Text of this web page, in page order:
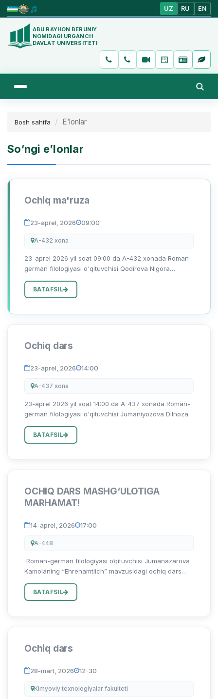
UZ RU EN
ABU RAYHON BERUNIY
NOMIDAGI URGANCH
DAVLAT UNIVERSITETI
Bosh sahifa E’lonlar
So‘ngi e’lonlar
Ochiq ma'ruza
23-aprel, 2026 09:00
A-432 xona
23-aprel 2026 yil soat 09:00 da A-432 xonada Roman-
german filologiyasi o'qituvchisi Qodirova Nigora
mavzusida ochiq ma'ruza bo'lib o'tadi.
BATAFSIL
Ochiq dars
23-aprel, 2026 14:00
A-437 xona
23-aprel 2026 yil soat 14:00 da A-437 xonada Roman-
german filologiyasi o'qituvchisi Jumaniyozova Dilnoza
mavzusida ochiq dars bo'lib o'tadi.
BATAFSIL
OCHIQ DARS MASHG‘ULOTIGA
MARHAMAT!
14-aprel, 2026 17:00
A-448
Roman-german filologiyasi o‘qituvchisi Jumanazarova
Kamolaning “Ehrenamtlich” mavzusidagi ochiq dars
BATAFSIL
Ochiq dars
28-mart, 2026 12-30
Kimyoviy texnologiyalar fakulteti